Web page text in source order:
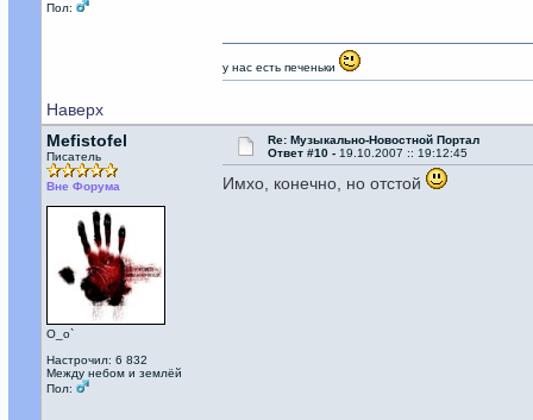
Пол:
Наверх
у нас есть печеньки
Mefistofel
Писатель
Вне Форума
О_о`
Настрочил: 6 832
Между небом и землёй
Пол:
Re: Музыкально-Новостной Портал
Ответ #10 - 19.10.2007 :: 19:12:45
Имхо, конечно, но отстой